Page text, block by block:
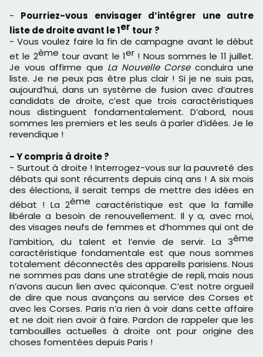
- Pourriez-vous envisager d’intégrer une autre
liste de droite avant le 1er tour ?
- Vous voulez faire la fin de campagne avant le début
et le 2ème tour avant le 1er ! Nous sommes le 11 juillet.
Je vous affirme que La Nouvelle Corseconduira une
liste. Je ne peux pas être plus clair ! Si je ne suis pas,
aujourd’hui, dans un système de fusion avec d’autres
candidats de droite, c’est que trois caractéristiques
nous distinguent fondamentalement. D’abord, nous
sommes les premiers et les seuls à parler d’idées. Je le
revendique !
- Y compris à droite ?
- Surtout à droite ! Interrogez-vous sur la pauvreté des
débats qui sont récurrents depuis cinq ans ! A six mois
des élections, il serait temps de mettre des idées en
débat ! La 2ème caractéristique est que la famille
libérale a besoin de renouvellement. Il y a, avec moi,
des visages neufs de femmes et d’hommes qui ont de
l’ambition, du talent et l’envie de servir. La 3ème
caractéristique fondamentale est que nous sommes
totalement déconnectés des appareils parisiens. Nous
ne sommes pas dans une stratégie de repli, mais nous
n’avons aucun lien avec quiconque. C’est notre orgueil
de dire que nous avançons au service des Corses et
avec les Corses. Paris n’a rien à voir dans cette affaire
et ne doit rien avoir à faire. Pardon de rappeler que les
tambouilles actuelles à droite ont pour origine des
choses fomentées depuis Paris !